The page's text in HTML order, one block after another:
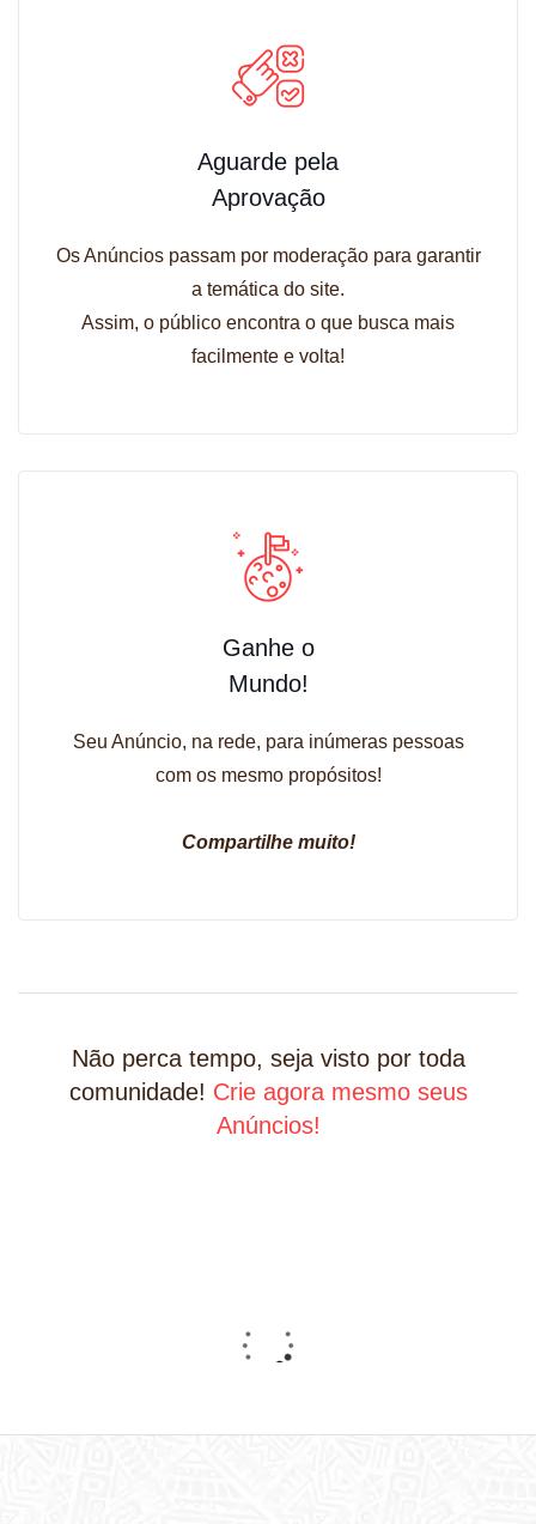
Aguarde pela
Aprovação
Os Anúncios passam por moderação para garantir
a temática do site.
Assim, o público encontra o que busca mais
facilmente e volta!
Ganhe o
Mundo!
Seu Anúncio, na rede, para inúmeras pessoas
com os mesmo propósitos!
Compartilhe muito!
Não perca tempo, seja visto por toda
comunidade! Crie agora mesmo seus
Anúncios!